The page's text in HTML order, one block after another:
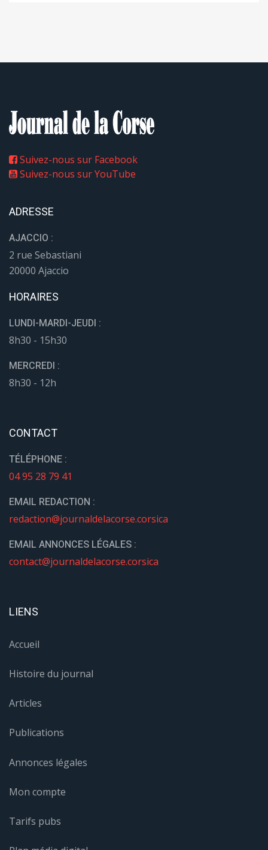
Suivez-nous sur Facebook
Suivez-nous sur YouTube
ADRESSE
AJACCIO :
2 rue Sebastiani
20000 Ajaccio
HORAIRES
LUNDI-MARDI-JEUDI :
8h30 - 15h30
MERCREDI :
8h30 - 12h
CONTACT
TÉLÉPHONE :
04 95 28 79 41
EMAIL REDACTION :
redaction@journaldelacorse.corsica
EMAIL ANNONCES LÉGALES :
contact@journaldelacorse.corsica
LIENS
Accueil
Histoire du journal
Articles
Publications
Annonces légales
Mon compte
Tarifs pubs